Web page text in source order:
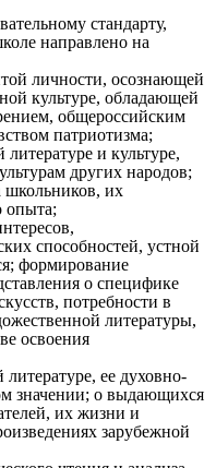
стандарту,
направлено на
личности, осознающей
культуре, обладающей
общероссийским
патриотизма;
и культуре,
других народов;
школьников, их
опыта;
способностей, устной
формирование
о специфике
потребности в
литературы,
освоения
ее духовно-
значении; о выдающихся
их жизни и
зарубежной